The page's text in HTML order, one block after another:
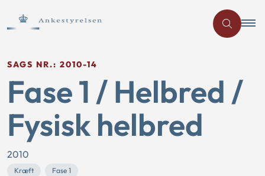
SAGS NR.: 2010-14
Fase 1 / Helbred /
Fysisk helbred
2010
Kræft Fase 1